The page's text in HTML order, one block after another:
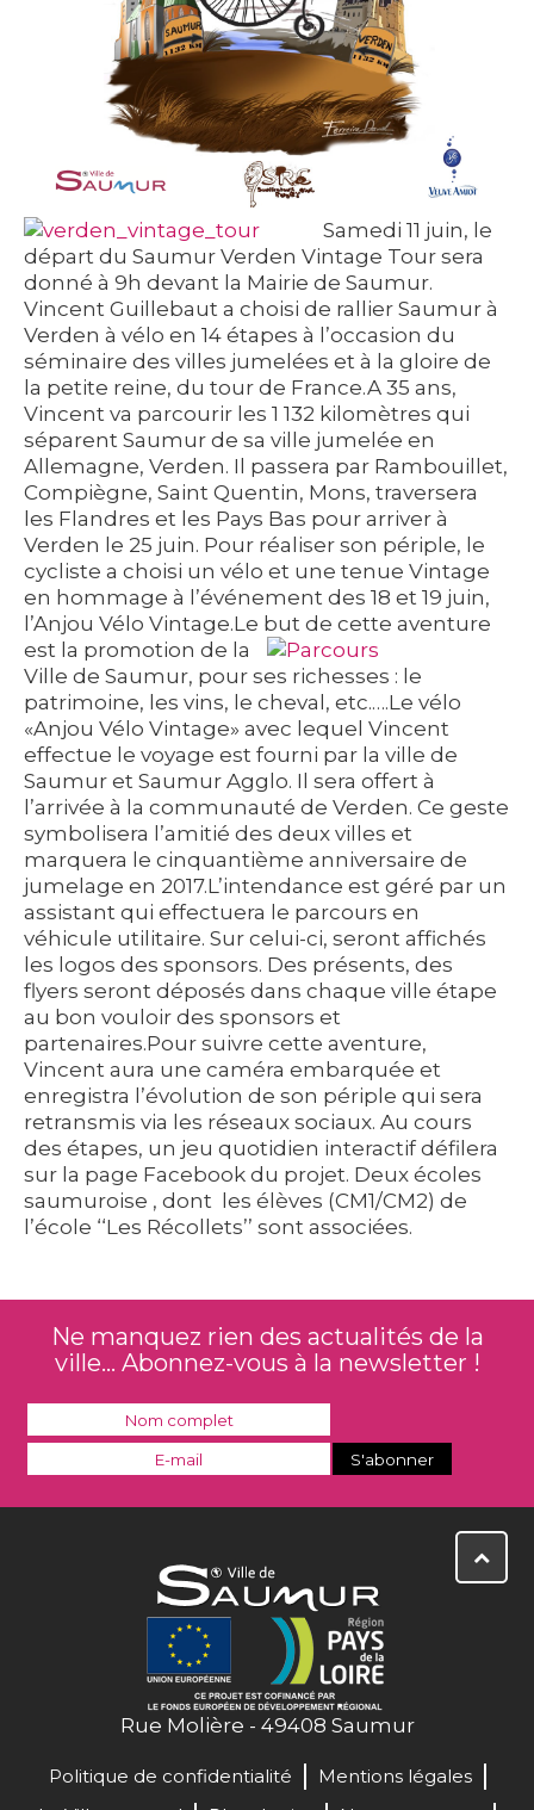
Samedi 11 juin, le
départ du Saumur Verden Vintage Tour sera
donné à 9h devant la Mairie de Saumur.
Vincent Guillebaut a choisi de rallier Saumur à
Verden à vélo en 14 étapes à l’occasion du
séminaire des villes jumelées et à la gloire de
la petite reine, du tour de France.A 35 ans,
Vincent va parcourir les 1 132 kilomètres qui
séparent Saumur de sa ville jumelée en
Allemagne, Verden. Il passera par Rambouillet,
Compiègne, Saint Quentin, Mons, traversera
les Flandres et les Pays Bas pour arriver à
Verden le 25 juin. Pour réaliser son périple, le
cycliste a choisi un vélo et une tenue Vintage
en hommage à l’événement des 18 et 19 juin,
l’Anjou Vélo Vintage.Le but de cette aventure
est la promotion de la
Ville de Saumur, pour ses richesses : le
patrimoine, les vins, le cheval, etc.….Le vélo
«Anjou Vélo Vintage» avec lequel Vincent
effectue le voyage est fourni par la ville de
Saumur et Saumur Agglo. Il sera offert à
l’arrivée à la communauté de Verden. Ce geste
symbolisera l’amitié des deux villes et
marquera le cinquantième anniversaire de
jumelage en 2017.L’intendance est géré par un
assistant qui effectuera le parcours en
véhicule utilitaire. Sur celui-ci, seront affichés
les logos des sponsors. Des présents, des
flyers seront déposés dans chaque ville étape
au bon vouloir des sponsors et
partenaires.Pour suivre cette aventure,
Vincent aura une caméra embarquée et
enregistra l’évolution de son périple qui sera
retransmis via les réseaux sociaux. Au cours
des étapes, un jeu quotidien interactif défilera
sur la page Facebook du projet. Deux écoles
saumuroise , dont les élèves (CM1/CM2) de
l’école ‘‘Les Récollets’’ sont associées.
Ne manquez rien des actualités de la
ville... Abonnez-vous à la newsletter !
Rue Molière - 49408 Saumur
Politique de confidentialité
Mentions légales